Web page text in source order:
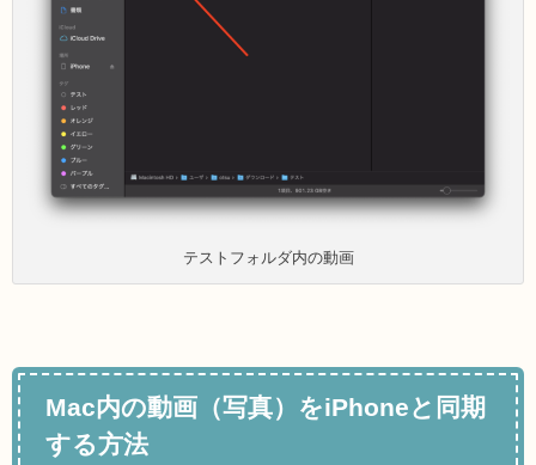
テストフォルダ内の動画
Mac内の動画（写真）をiPhoneと同期
する方法